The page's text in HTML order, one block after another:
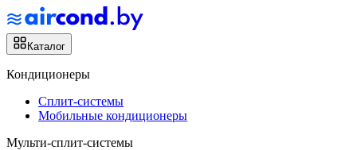
Каталог
Кондиционеры
Сплит-системы
Мобильные кондиционеры
Мульти-сплит-системы